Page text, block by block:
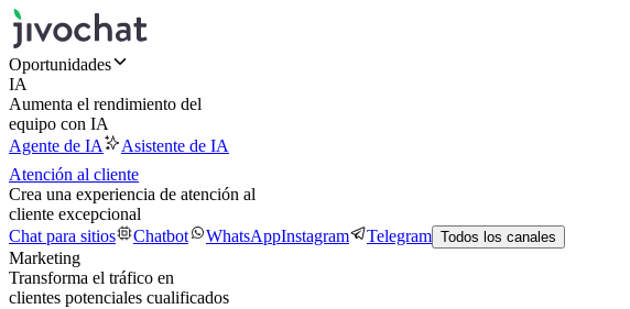
Oportunidades
IA
Aumenta el rendimiento del
equipo con IA
Agente de IA
Asistente de IA
Atención al cliente
Crea una experiencia de atención al
cliente excepcional
Chat para sitios
Chatbot WhatsAppInstagram Telegram Todos los canales
Marketing
Transforma el tráfico en
clientes potenciales cualificados